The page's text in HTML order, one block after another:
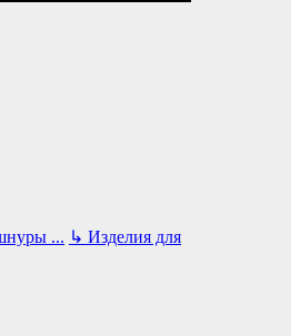
... ↳ Изделия для